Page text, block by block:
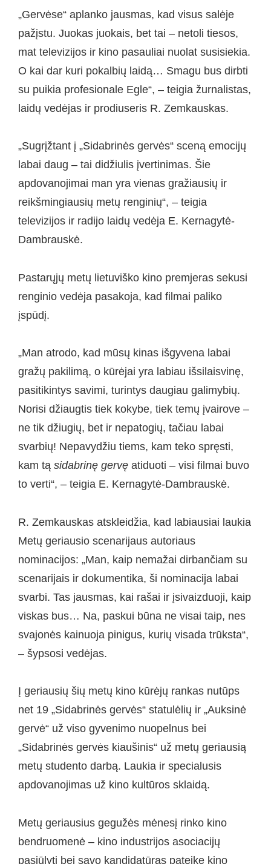
„Gervėse“ aplanko jausmas, kad visus salėje
pažįstu. Juokas juokais, bet tai – netoli tiesos,
mat televizijos ir kino pasauliai nuolat susisiekia.
O kai dar kuri pokalbių laidą… Smagu bus dirbti
su puikia profesionale Egle“, – teigia žurnalistas,
laidų vedėjas ir prodiuseris R. Zemkauskas.
„Sugrįžtant į „Sidabrinės gervės“ sceną emocijų
labai daug – tai didžiulis įvertinimas. Šie
apdovanojimai man yra vienas gražiausių ir
reikšmingiausių metų renginių“, – teigia
televizijos ir radijo laidų vedėja E. Kernagytė-
Dambrauskė.
Pastarųjų metų lietuviško kino premjeras sekusi
renginio vedėja pasakoja, kad filmai paliko
įspūdį.
„Man atrodo, kad mūsų kinas išgyvena labai
gražų pakilimą, o kūrėjai yra labiau išsilaisvinę,
pasitikintys savimi, turintys daugiau galimybių.
Norisi džiaugtis tiek kokybe, tiek temų įvairove –
ne tik džiugių, bet ir nepatogių, tačiau labai
svarbių! Nepavydžiu tiems, kam teko spręsti,
kam tą sidabrinę gervę atiduoti – visi filmai buvo
to verti“, – teigia E. Kernagytė-Dambrauskė.
R. Zemkauskas atskleidžia, kad labiausiai laukia
Metų geriausio scenarijaus autoriaus
nominacijos: „Man, kaip nemažai dirbančiam su
scenarijais ir dokumentika, ši nominacija labai
svarbi. Tas jausmas, kai rašai ir įsivaizduoji, kaip
viskas bus… Na, paskui būna ne visai taip, nes
svajonės kainuoja pinigus, kurių visada trūksta“,
– šypsosi vedėjas.
Į geriausių šių metų kino kūrėjų rankas nutūps
net 19 „Sidabrinės gervės“ statulėlių ir „Auksinė
gervė“ už viso gyvenimo nuopelnus bei
„Sidabrinės gervės kiaušinis“ už metų geriausią
metų studento darbą. Laukia ir specialusis
apdovanojimas už kino kultūros sklaidą.
Metų geriausius gegužės mėnesį rinko kino
bendruomenė – kino industrijos asociacijų
pasiūlyti bei savo kandidatūras pateikę kino